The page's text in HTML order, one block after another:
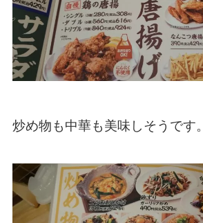
炒め物も中華も美味しそうです。